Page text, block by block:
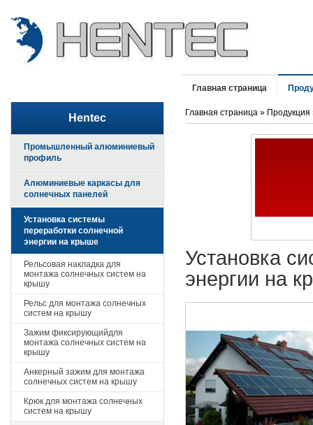
Главная страница
Hentec
Промышленный алюминиевый
профиль
Алюминиевые каркасы для
солнечных панелей
Установка системы
переработки солнечной
энергии на крыше
Рельсовая накладка для
монтажа солнечных систем на
крышу
Рельс для монтажа солнечных
систем на крышу
Зажим фиксирующийдля
монтажа солнечных систем на
крышу
Анкерный зажим для монтажа
солнечных систем на крышу
Крюк для монтажа солнечных
систем на крышу
Главная страница » Продукция
Установка
энергии на